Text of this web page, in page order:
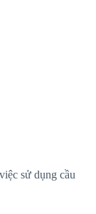
sử dụng cầu